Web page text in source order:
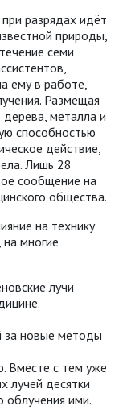
разрядах идёт
природы,
семи
ему в работе,
Размещая
металла и
способностью
действие,
Лишь 28
сообщение на
общества.
на технику
многие
лучи
за новые методы
Вместе с тем уже
лучей десятки
облучения ими.